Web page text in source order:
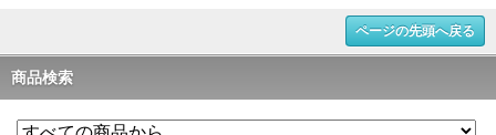
ページの先頭へ戻る
商品検索